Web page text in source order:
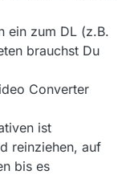
ein zum DL (z.B.
brauchst Du
Converter
ist
reinziehen, auf
bis es